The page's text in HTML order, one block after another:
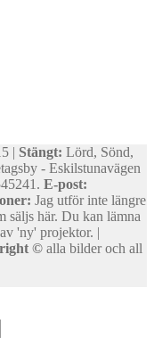
| Stängt: Lörd, Sönd,
- Eskilstunavägen
E-post:
Jag utför inte längre
säljs här. Du kan lämna
'ny' projektor. |
© alla bilder och all